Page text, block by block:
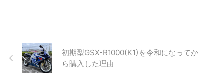
初期型GSX-R1000(K1)を令和になってか
ら購入した理由